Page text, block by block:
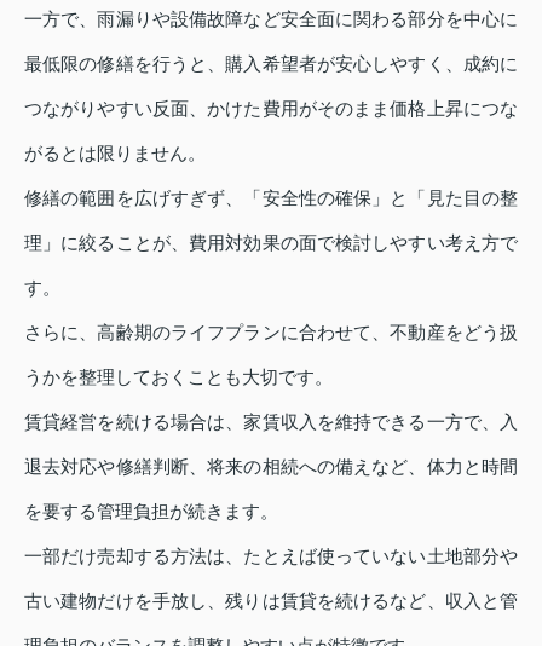
一方で、雨漏りや設備故障など安全面に関わる部分を中心に
最低限の修繕を行うと、購入希望者が安心しやすく、成約に
つながりやすい反面、かけた費用がそのまま価格上昇につな
がるとは限りません。
修繕の範囲を広げすぎず、「安全性の確保」と「見た目の整
理」に絞ることが、費用対効果の面で検討しやすい考え方で
す。
さらに、高齢期のライフプランに合わせて、不動産をどう扱
うかを整理しておくことも大切です。
賃貸経営を続ける場合は、家賃収入を維持できる一方で、入
退去対応や修繕判断、将来の相続への備えなど、体力と時間
を要する管理負担が続きます。
一部だけ売却する方法は、たとえば使っていない土地部分や
古い建物だけを手放し、残りは賃貸を続けるなど、収入と管